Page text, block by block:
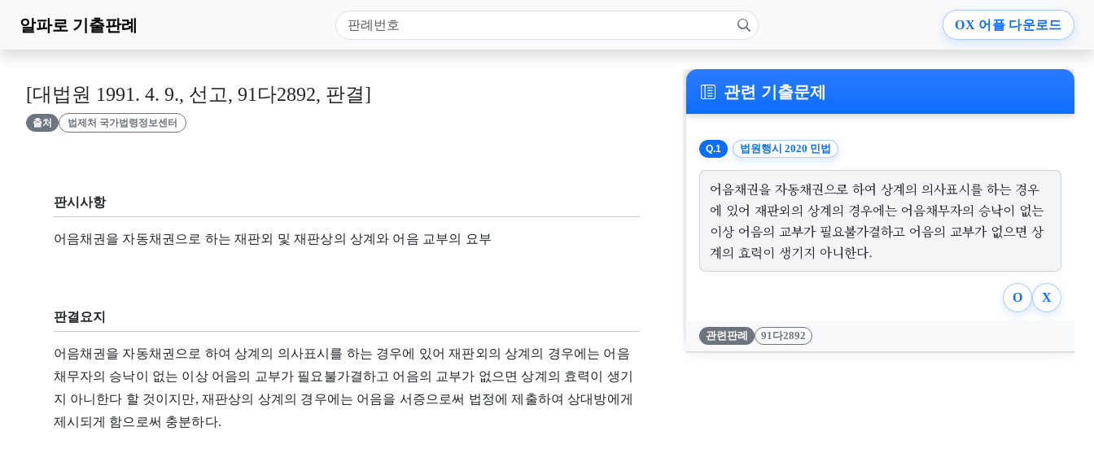
알파로 기출판례 OX 어플 다운로드
[대법원 1991. 4. 9., 선고, 91다2892, 판결]
출처 법제처 국가법령정보센터
판시사항
어음채권을 자동채권으로 하는 재판외 및 재판상의 상계와 어음 교부의 요부
판결요지
어음채권을 자동채권으로 하여 상계의 의사표시를 하는 경우에 있어 재판외의 상계의 경우에는 어음
채무자의 승낙이 없는 이상 어음의 교부가 필요불가결하고 어음의 교부가 없으면 상계의 효력이 생기
지 아니한다 할 것이지만, 재판상의 상계의 경우에는 어음을 서증으로써 법정에 제출하여 상대방에게
제시되게 함으로써 충분하다.
관련 기출문제
Q.1 법원행시 2020 민법
어음채권을 자동채권으로 하여 상계의 의사표시를 하는 경우
에 있어 재판외의 상계의 경우에는 어음채무자의 승낙이 없는
이상 어음의 교부가 필요불가결하고 어음의 교부가 없으면 상
계의 효력이 생기지 아니한다.
O X
관련판례 91다2892